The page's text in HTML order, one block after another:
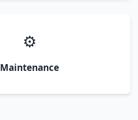
⚙️
Maintenance